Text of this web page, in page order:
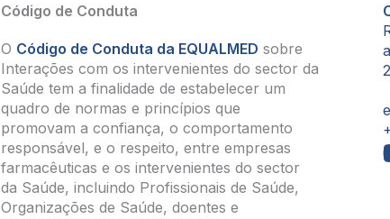
Código de Conduta
O Código de Conduta da EQUALMED sobre
Interações com os intervenientes do sector da
Saúde tem a finalidade de estabelecer um
quadro de normas e princípios que
promovam a confiança, o comportamento
responsável, e o respeito, entre empresas
farmacêuticas e os intervenientes do sector
da Saúde, incluindo Profissionais de Saúde,
Organizações de Saúde, doentes e